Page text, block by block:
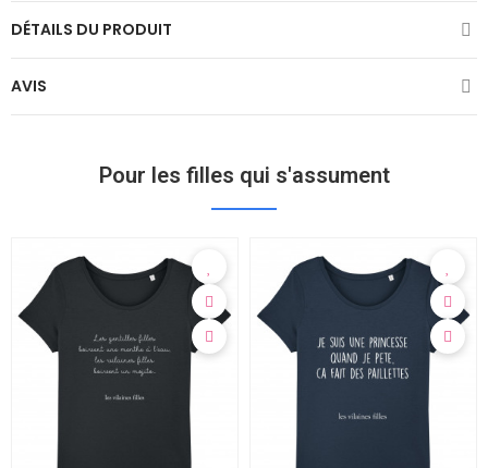
DÉTAILS DU PRODUIT
AVIS
Pour les filles qui s'assument